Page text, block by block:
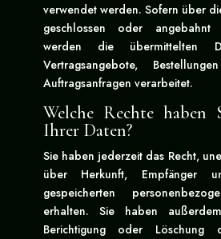
verwendet werden. Sofern über
geschlossen oder
werden die übermittelten
Vertragsangebote,
Auftragsanfragen verarbeitet.
Welche Rechte haben
Ihrer Daten?
Sie haben jederzeit das Recht,
über Herkunft, Empfänger
gespeicherten
erhalten. Sie haben
Berichtigung oder Löschung